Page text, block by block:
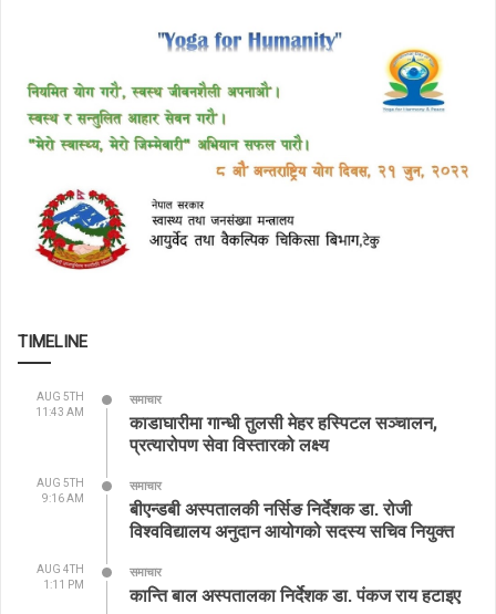
TIMELINE
AUG 5TH
11:43 AM
समाचार
काडाघारीमा गान्धी तुलसी मेहर हस्पिटल सञ्चालन,
प्रत्यारोपण सेवा विस्तारको लक्ष्य
AUG 5TH
9:16 AM
समाचार
बीएन्डबी अस्पतालकी नर्सिङ निर्देशक डा. रोजी
विश्वविद्यालय अनुदान आयोगको सदस्य सचिव नियुक्त
AUG 4TH
1:11 PM
समाचार
कान्ति बाल अस्पतालका निर्देशक डा. पंकज राय हटाइए